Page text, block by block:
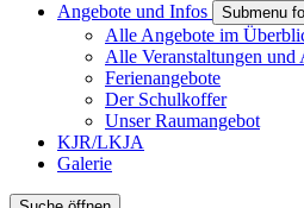
Angebote und Infos
Submenu
Alle Angebote im
Alle Veranstaltungen und
Ferienangebote
Der Schulkoffer
Unser Raumangebot
KJR/LKJA
Galerie